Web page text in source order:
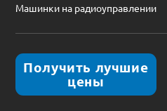
Машинки на радиоуправлении
Получить лучшие
цены